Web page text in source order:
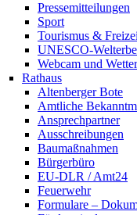
Pressemitteilungen
Sport
Tourismus &
UNESCO-Welterbe
Webcam und Wetter
Rathaus
Altenberger Bote
Amtliche
Ansprechpartner
Ausschreibungen
Baumaßnahmen
Bürgerbüro
EU-DLR / Amt24
Feuerwehr
Formulare –